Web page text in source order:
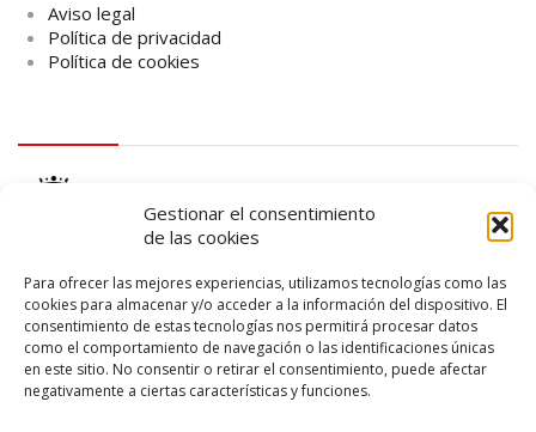
Gestionar el consentimiento
de las cookies
Para ofrecer las mejores experiencias, utilizamos tecnologías como las
cookies para almacenar y/o acceder a la información del dispositivo. El
consentimiento de estas tecnologías nos permitirá procesar datos
como el comportamiento de navegación o las identificaciones únicas
en este sitio. No consentir o retirar el consentimiento, puede afectar
negativamente a ciertas características y funciones.
Aviso legal
Política de privacidad
Política de cookies
logo SID